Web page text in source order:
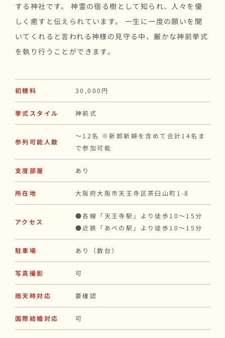
する神社です。 神霊の宿る樹として知られ、人々を優
しく癒すと伝えられています。 一生に一度の願いを聞
いてくれると言われる神様の見守る中、厳かな神前挙式
を執り行うことができます。
初穂料 30,000円
挙式スタイル 神前式
参列可能人数
〜12名 ※新郎新婦を含めて合計14名ま
で参加可能
支度部屋 あり
所在地 大阪府大阪市天王寺区茶臼山町1-8
アクセス
●各線「天王寺駅」より徒歩10〜15分
●近鉄「あべの駅」より徒歩10〜15分
駐車場 あり（数台）
写真撮影 可
雨天時対応 要確認
国際結婚対応 可